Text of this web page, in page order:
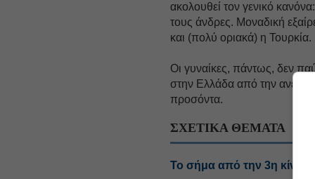
ακολουθεί τον γενικό
τους άνδρες. Μοναδική
και (πολύ οριακά) η Τουρκία.
Οι γυναίκες, πάντως, δεν
στην Ελλάδα από την
προσόντα.
ΣΧΕΤΙΚΑ ΘΕΜΑΤΑ
Το σήμα από την 3η